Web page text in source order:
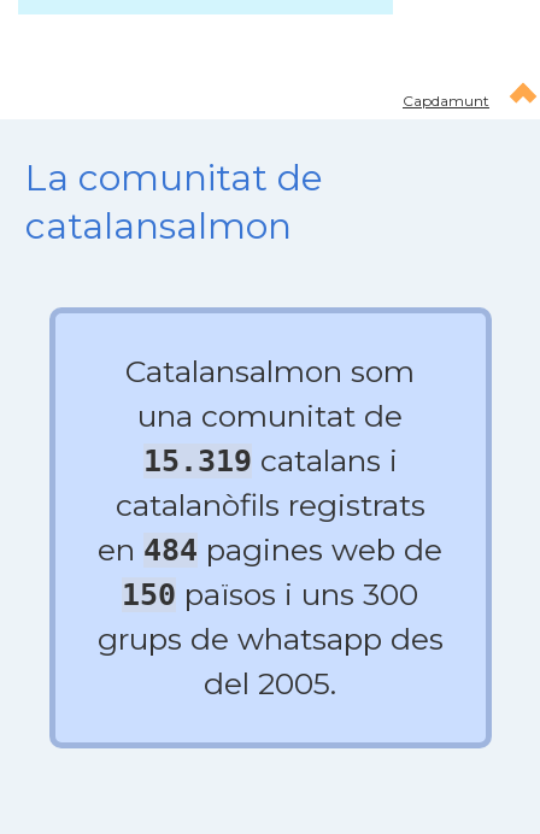
Capdamunt
La comunitat de
catalansalmon
Catalansalmon som
una comunitat de
15.319 catalans i
catalanòfils registrats
en 484 pagines web de
150 països i uns 300
grups de whatsapp des
del 2005.